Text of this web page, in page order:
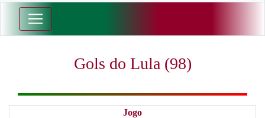
Gols do Lula (98)
Jogo